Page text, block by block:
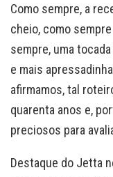
Como sempre, a
cheio, como
sempre, uma
e mais
afirmamos, tal
quarenta anos e,
preciosos para
Destaque do Jetta